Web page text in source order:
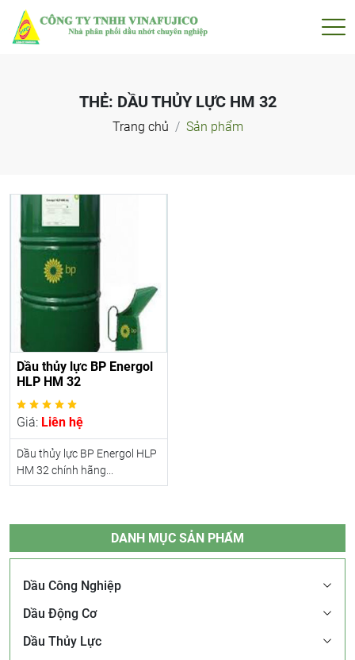
THẺ: DẦU THỦY LỰC HM 32
Trang chủ Sản phẩm
Dầu thủy lực BP Energol
HLP HM 32
Giá: Liên hệ
Dầu thủy lực BP Energol HLP
HM 32 chính hãng...
DANH MỤC SẢN PHẨM
Dầu Công Nghiệp
Dầu Động Cơ
Dầu Thủy Lực